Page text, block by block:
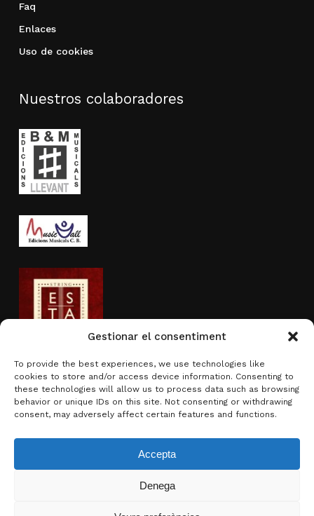
Gestionar el consentiment
To provide the best experiences, we use technologies like
cookies to store and/or access device information. Consenting to
these technologies will allow us to process data such as browsing
behavior or unique IDs on this site. Not consenting or withdrawing
consent, may adversely affect certain features and functions.
Accepta
Denega
Faq
Enlaces
Uso de cookies
Nuestros colaboradores
Actividad subvencionada por